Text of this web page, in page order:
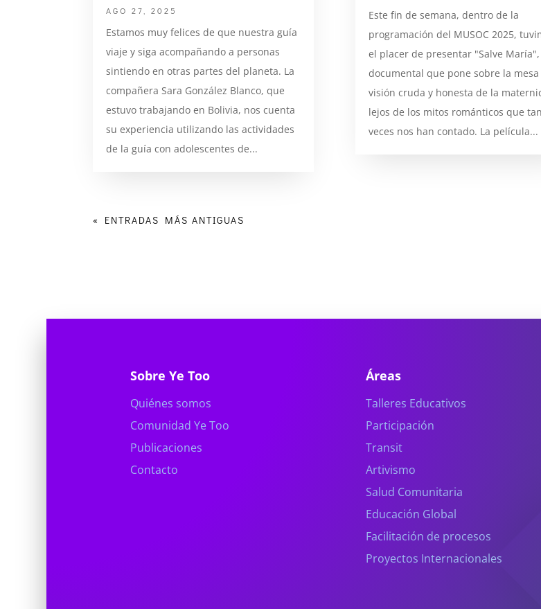
AGO 27, 2025
Estamos muy felices de que nuestra guía
viaje y siga acompañando a personas
sintiendo en otras partes del planeta. La
compañera Sara González Blanco, que
estuvo trabajando en Bolivia, nos cuenta
su experiencia utilizando las actividades
de la guía con adolescentes de...
Este fin de semana, dentro de la
programación del MUSOC 2025,
el placer de presentar "Salve
documental que pone sobre la
visión cruda y honesta de la
lejos de los mitos románticos que
veces nos han contado. La película...
« ENTRADAS MÁS ANTIGUAS
Sobre Ye Too
Quiénes somos
Comunidad Ye Too
Publicaciones
Contacto
Áreas
Talleres Educativos
Participación
Transit
Artivismo
Salud Comunitaria
Educación Global
Facilitación de procesos
Proyectos Internacionales